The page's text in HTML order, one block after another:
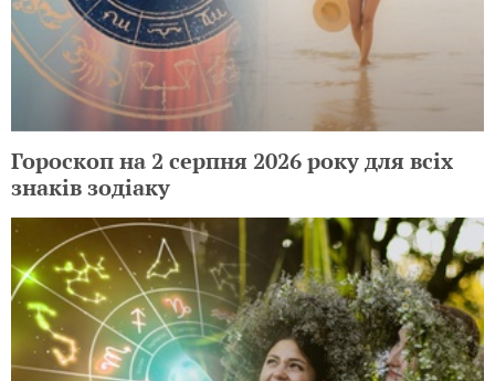
Гороскоп на 2 серпня 2026 року для всіх
знаків зодіаку